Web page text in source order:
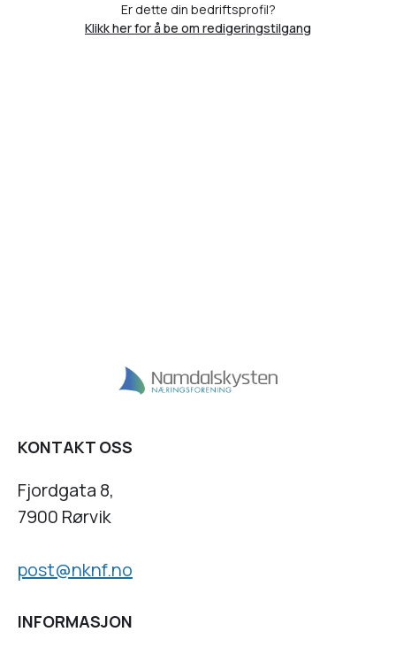
Er dette din bedriftsprofil?
Klikk her for å be om redigeringstilgang
KONTAKT OSS
Fjordgata 8,
7900 Rørvik
post@nknf.no
INFORMASJON